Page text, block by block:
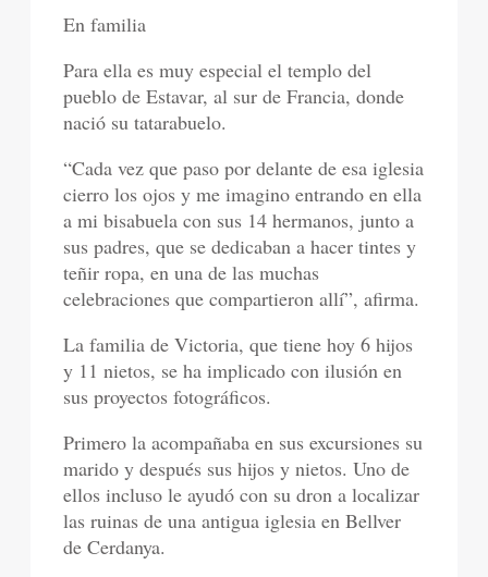
En familia
Para ella es muy especial el templo del
pueblo de Estavar, al sur de Francia, donde
nació su tatarabuelo.
“Cada vez que paso por delante de esa iglesia
cierro los ojos y me imagino entrando en ella
a mi bisabuela con sus 14 hermanos, junto a
sus padres, que se dedicaban a hacer tintes y
teñir ropa, en una de las muchas
celebraciones que compartieron allí”, afirma.
La familia de Victoria, que tiene hoy 6 hijos
y 11 nietos, se ha implicado con ilusión en
sus proyectos fotográficos.
Primero la acompañaba en sus excursiones su
marido y después sus hijos y nietos. Uno de
ellos incluso le ayudó con su dron a localizar
las ruinas de una antigua iglesia en Bellver
de Cerdanya.